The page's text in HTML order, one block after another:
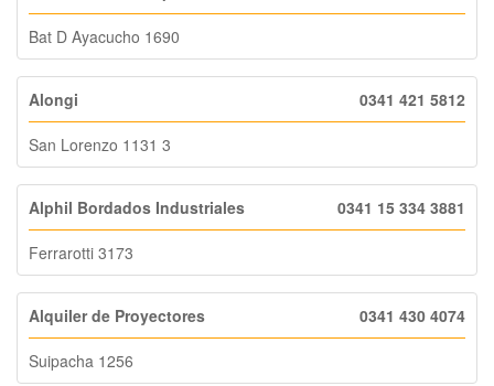
Bat D Ayacucho 1690
Alongi 0341 421 5812
San Lorenzo 1131 3
Alphil Bordados Industriales 0341 15 334 3881
Ferrarotti 3173
Alquiler de Proyectores 0341 430 4074
Suipacha 1256